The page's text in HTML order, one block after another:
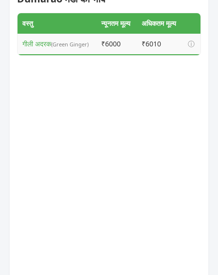
वस्तु न्यूनतम मूल्य अधिकतम मूल्य
गीली अदरक(Green Ginger) ₹6000 ₹6010 ⓘ